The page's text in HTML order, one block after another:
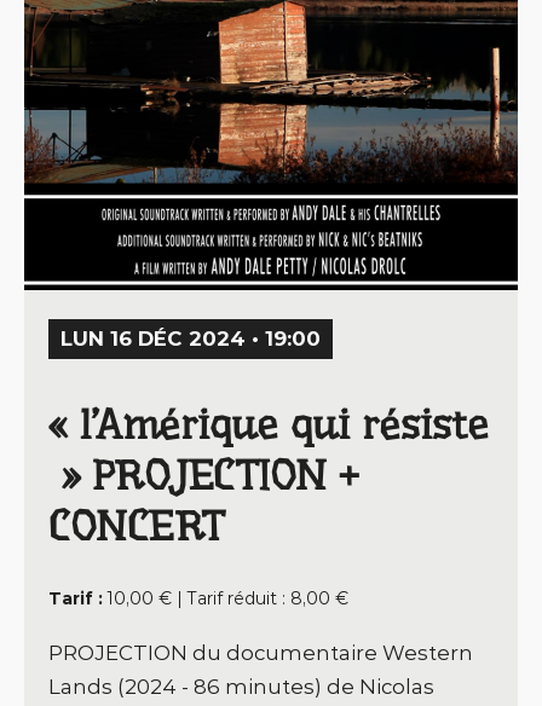
LUN 16 DÉC 2024 • 19:00
« l’Amérique qui résiste
» PROJECTION +
CONCERT
Tarif :10,00 € | Tarif réduit : 8,00 €
PROJECTION du documentaire Western
Lands (2024 - 86 minutes) de Nicolas